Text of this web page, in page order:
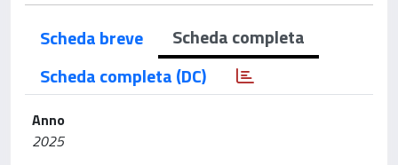
Scheda breve
Scheda completa
Scheda completa (DC)
Anno
2025